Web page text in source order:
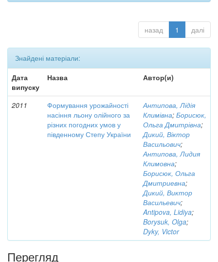
назад 1 далі
Знайдені матеріали:
Дата
випуску
Назва Автор(и)
2011
Формування урожайності
насіння льону олійного за
різних погодних умов у
південному Степу України
Антипова, Лідія
Климівна; Борисюк,
Ольга Дмитрівна;
Дикий, Віктор
Васильович;
Антипова, Лидия
Климовна;
Борисюк, Ольга
Дмитриевна;
Дикий, Виктор
Васильевич;
Antipova, Lidiya;
Borysuk, Olga;
Dyky, Victor
Перегляд